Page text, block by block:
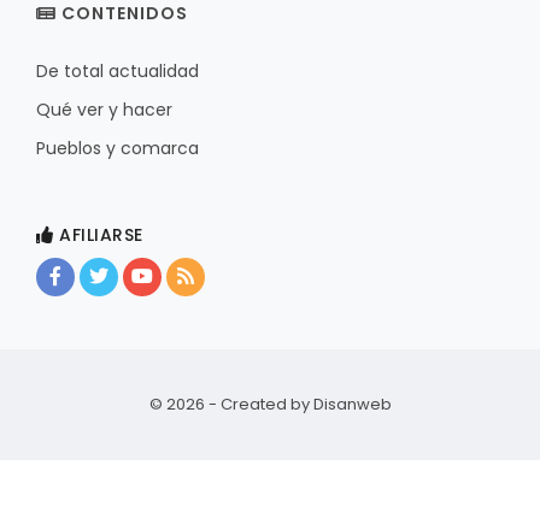
CONTENIDOS
De total actualidad
Qué ver y hacer
Pueblos y comarca
AFILIARSE
© 2026 - Created byDisanweb